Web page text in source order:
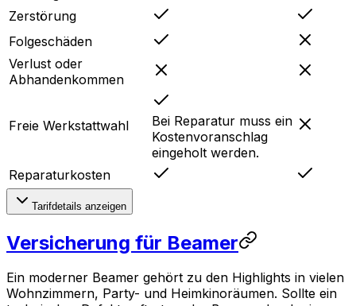
Zerstörung
Folgeschäden
Verlust oder
Abhandenkommen
Freie Werkstattwahl
Bei Reparatur muss ein
Kostenvoranschlag
eingeholt werden.
Reparaturkosten
Tarifdetails anzeigen
Versicherung für Beamer
Ein moderner Beamer gehört zu den Highlights in vielen
Wohnzimmern, Party- und Heimkinoräumen. Sollte ein